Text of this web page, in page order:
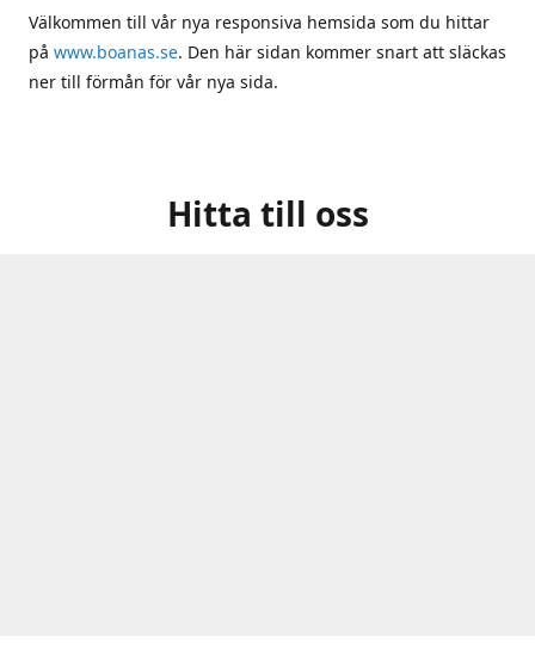
Välkommen till vår nya responsiva hemsida som du hittar
på www.boanas.se. Den här sidan kommer snart att släckas
ner till förmån för vår nya sida.
Hitta till oss